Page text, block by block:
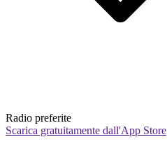
Radio preferite
Scarica gratuitamente dall'App Store